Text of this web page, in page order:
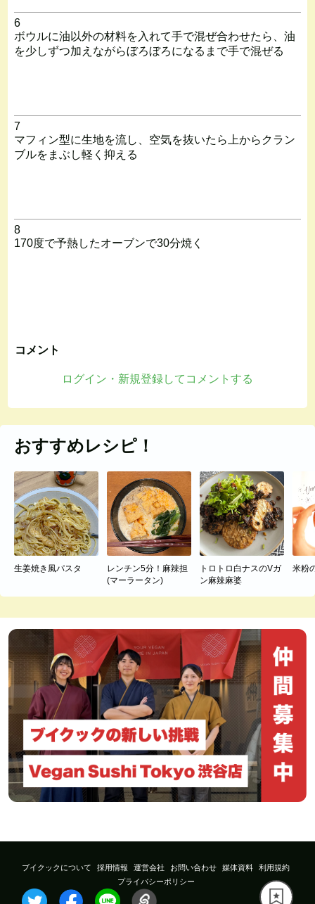
6
ボウルに油以外の材料を入れて手で混ぜ合わせたら、油
を少しずつ加えながらぼろぼろになるまで手で混ぜる
7
マフィン型に生地を流し、空気を抜いたら上からクラン
ブルをまぶし軽く抑える
8
170度で予熱したオーブンで30分焼く
コメント
ログイン・新規登録してコメントする
おすすめレシピ！
生姜焼き風パスタ
レンチン5分！麻辣担
(マーラータン)
トロトロ白ナスのVガ
ン麻辣麻婆
米粉
ブイクックについて 採用情報 運営会社 お問い合わせ 媒体資料
利用規約
プライバシーポリシー